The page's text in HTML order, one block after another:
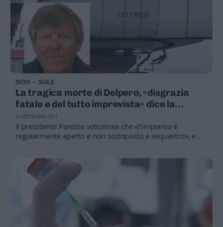
NON – SOLE
La tragica morte di Delpero, «disgrazia
fatale e del tutto imprevista» dice la
società Carosello Tonale
Il presidente Panizza sottolinea che «l’impianto è
regolarmente aperto e non sottoposto a sequestro», e
15 SETTEMBRE 2021